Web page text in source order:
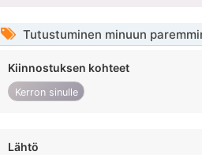
Tutustuminen minuun
Kiinnostuksen kohteet
Kerron sinulle
Lähtö